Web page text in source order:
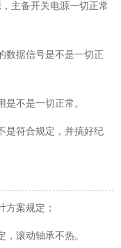
主备开关电源一切正常
数据信号是不是一切正
不是一切正常。
是符合规定，并搞好纪
方案规定；
滚动轴承不热。